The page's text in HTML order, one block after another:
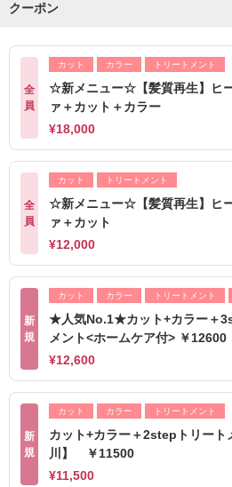
クーポン
全
員
カット カラー トリートメント
☆新メニュー☆【髪質再生】ヒ
ァ＋カット＋カラー
¥18,000
全
員
カット トリートメント
☆新メニュー☆【髪質再生】ヒ
ァ＋カット
¥12,000
新
規
カット カラー トリートメント
★人気No.1★カット+カラー＋
メント<ホームケア付> ￥12600
¥12,600
新
規
カット カラー トリートメント
カット+カラー＋2stepトリート
川】 ￥11500
¥11,500